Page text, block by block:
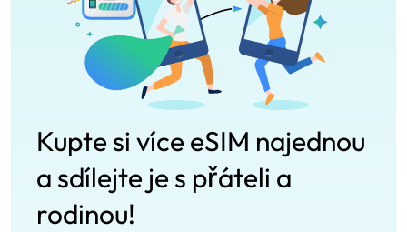
Kupte si více eSIM najednou
a sdílejte je s přáteli a
rodinou!